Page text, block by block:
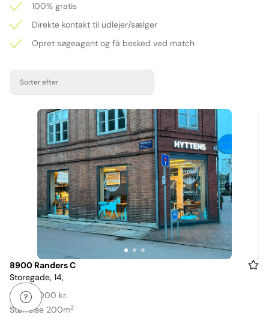
100% gratis
Direkte kontakt til udlejer/sælger
Opret søgeagent og få besked ved match
Sorter efter
Item
1
of
3
8900 Randers C
Storegade, 14,
Leje: 14.000 kr.
Størrelse 200m2